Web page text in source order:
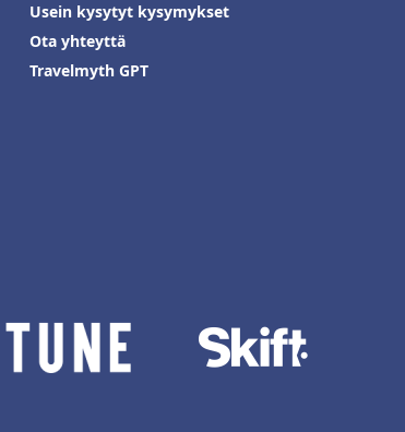
Usein kysytyt kysymykset
Ota yhteyttä
Travelmyth GPT